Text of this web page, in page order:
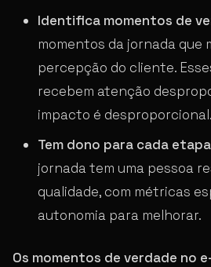
Identifica momentos de
momentos da jornada que
percepção do cliente.
recebem atenção
impacto é desproporcional.
Tem dono para cada
jornada tem uma pessoa
qualidade, com métricas
autonomia para melhorar.
Os momentos de verdade no